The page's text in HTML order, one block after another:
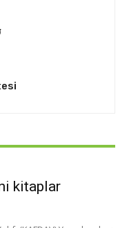
kitaplar